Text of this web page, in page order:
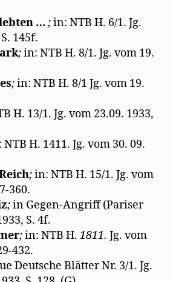
…;in: NTB H. 6/1. Jg.
145f.
;in: NTB H. 8/1. Jg. vom 19.
;in: NTB H. 8/1 Jg. vom 19.
H. 13/1. Jg. vom 23.09. 1933,
H. 1411. Jg. vom 30. 09.
;in: NTB H. 15/1. Jg. vom
360.
;in Gegen-Angriff (Pariser
S. 4f.
;in: NTB H. 1811. Jg. vom
432.
Deutsche Blätter Nr. 3/1. Jg.